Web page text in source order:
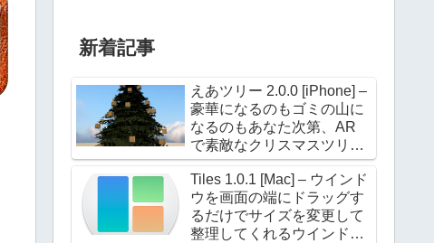
新着記事
えあツリー 2.0.0 [iPhone] –
豪華になるのもゴミの山に
なるのもあなた次第、AR
で素敵なクリスマスツリー
を飾ろう！
Tiles 1.0.1 [Mac] – ウインド
ウを画面の端にドラッグす
るだけでサイズを変更して
整理してくれるウインドウ